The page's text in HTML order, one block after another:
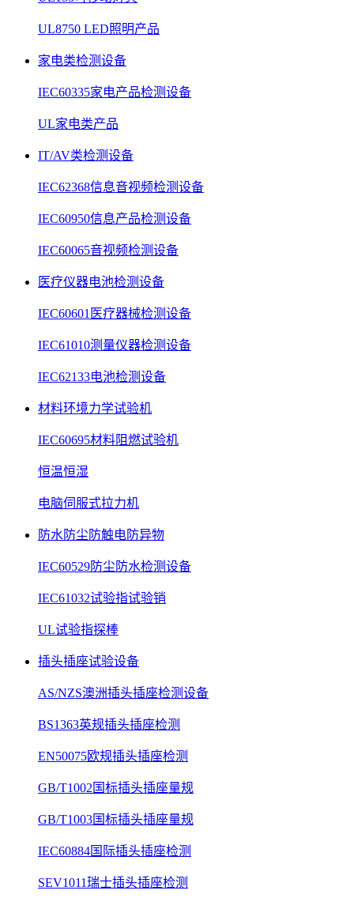
UL8750 LED照明产品
家电类检测设备
IEC60335家电产品检测设备
UL家电类产品
IT/AV类检测设备
IEC62368信息音视频检测设备
IEC60950信息产品检测设备
IEC60065音视频检测设备
医疗仪器电池检测设备
IEC60601医疗器械检测设备
IEC61010测量仪器检测设备
IEC62133电池检测设备
材料环境力学试验机
IEC60695材料阻燃试验机
恒温恒湿
电脑伺服式拉力机
防水防尘防触电防异物
IEC60529防尘防水检测设备
IEC61032试验指试验销
UL试验指探棒
插头插座试验设备
AS/NZS澳洲插头插座检测设备
BS1363英规插头插座检测
EN50075欧规插头插座检测
GB/T1002国标插头插座量规
GB/T1003国标插头插座量规
IEC60884国际插头插座检测
SEV1011瑞士插头插座检测